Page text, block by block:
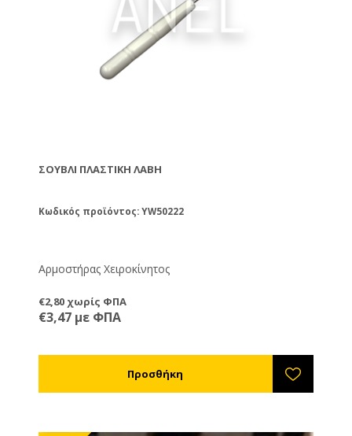
ΣΟΥΒΛΊ ΠΛΑΣΤΙΚΉ ΛΑΒΉ
Κωδικός προϊόντος: YW50222
Αρμοστήρας Χειροκίνητος
€2,80 χωρίς ΦΠΑ
€3,47 με ΦΠΑ